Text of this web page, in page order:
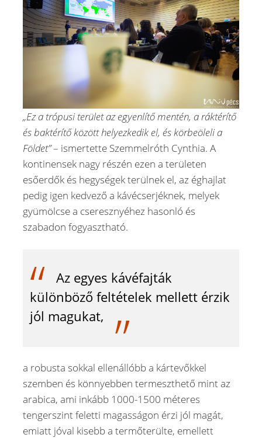
„Ez a trópusi terület az egyenlítő mentén, a ráktérítő
és baktérítő között helyezkedik el, és körbeöleli a
Földet”– ismertette Szemmelróth Cynthia. A
kontinensek nagy részén ezen a területen
esőerdők és hegységek terülnek el, az éghajlat
pedig igen kedvező a kávécserjéknek, melyek
gyümölcse a cseresznyéhez hasonló és
szabadon fogyasztható.
Az egyes kávéfajták
különböző feltételek mellett érzik
jól magukat,
a robusta sokkal ellenállóbb a kártevőkkel
szemben és könnyebben termeszthető mint az
arabica, ami inkább 1000-1500 méteres
tengerszint feletti magasságon érzi jól magát,
emiatt jóval kisebb a termőterülte, emellett